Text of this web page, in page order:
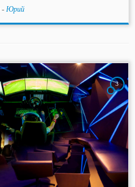
- Юрий
3